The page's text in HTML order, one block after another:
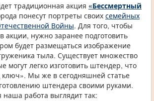
традиционная акция «Бессмертный
понесут портреты своих семейных
Войны. Для того, чтобы
акции, нужно заранее подготовить
будет размещаться изображение
тыла. Существует множество
могут легко изготовить штендер, что
ключ». Мы же в сегодняшней статье
штендера своими руками.
наша работа выглядит так: